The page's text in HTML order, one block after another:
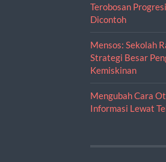
Terobosan
Dicontoh
Mensos: Sekolah
Strategi Besar
Kemiskinan
Mengubah Cara
Informasi Lewat